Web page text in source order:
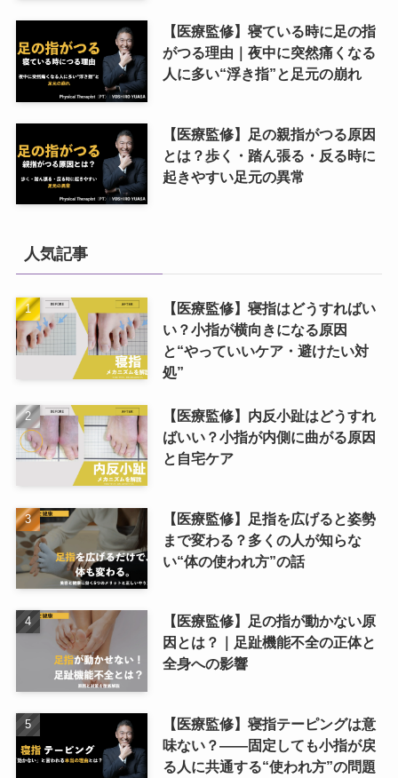
【医療監修】寝ている時に足の指
がつる理由｜夜中に突然痛くなる
人に多い“浮き指”と足元の崩れ
【医療監修】足の親指がつる原因
とは？歩く・踏ん張る・反る時に
起きやすい足元の異常
人気記事
【医療監修】寝指はどうすればい
い？小指が横向きになる原因
と“やっていいケア・避けたい対
処”
【医療監修】内反小趾はどうすれ
ばいい？小指が内側に曲がる原因
と自宅ケア
【医療監修】足指を広げると姿勢
まで変わる？多くの人が知らな
い“体の使われ方”の話
【医療監修】足の指が動かない原
因とは？｜足趾機能不全の正体と
全身への影響
【医療監修】寝指テーピングは意
味ない？――固定しても小指が戻
る人に共通する“使われ方”の問題